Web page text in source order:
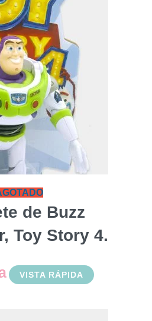
de Buzz
Toy Story 4.
VISTA RÁPIDA